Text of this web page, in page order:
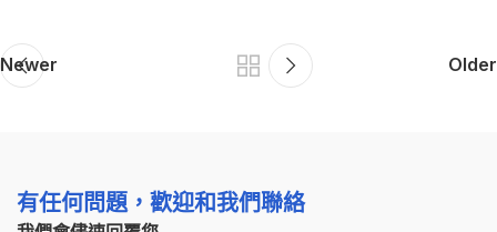
Newer Older
有任何問題，歡迎和我們聯絡